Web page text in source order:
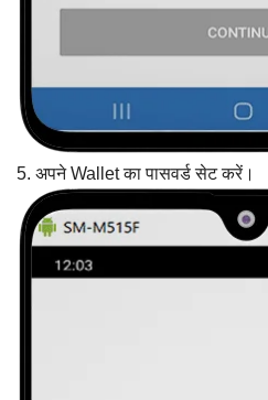
5. अपने Wallet का पासवर्ड सेट करें।